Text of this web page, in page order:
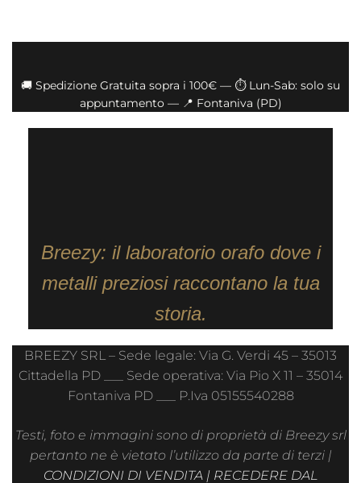
🚚 Spedizione Gratuita sopra i 100€ — ⏱️ Lun-Sab: solo su
appuntamento — 📍 Fontaniva (PD)
Breezy: il laboratorio orafo dove i
metalli preziosi raccontano la tua
storia.
BREEZY SRL – Sede legale: Via G. Verdi 45 – 35013
Cittadella PD ___ Sede operativa: Via Pio X 11 – 35014
Fontaniva PD ___ P.Iva 05155540288
Testi, foto e immagini sono di proprietà di Breezy srl
pertanto ne è vietato l’utilizzo da parte di terzi |
CONDIZIONI DI VENDITA | RECEDERE DAL